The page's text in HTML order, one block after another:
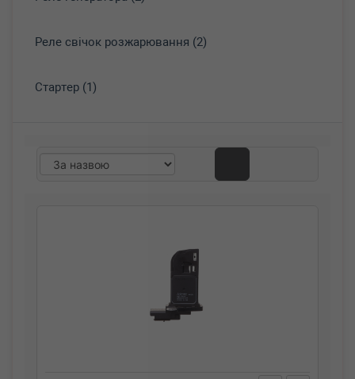
Реле свічок розжарювання (2)
Стартер (1)